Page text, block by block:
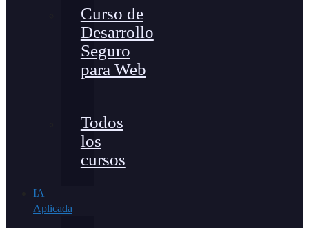
Curso de
Desarrollo
Seguro
para Web
Todos
los
cursos
IA
Aplicada